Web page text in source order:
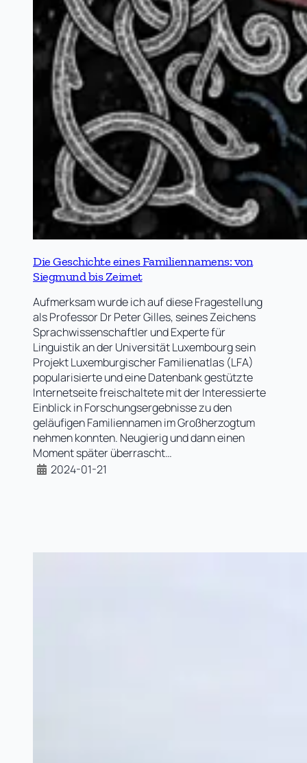
Die Geschichte eines Familiennamens: von
Siegmund bis Zeimet
Aufmerksam wurde ich auf diese Fragestellung
als Professor Dr Peter Gilles, seines Zeichens
Sprachwissenschaftler und Experte für
Linguistik an der Universität Luxembourg sein
Projekt Luxemburgischer Familienatlas (LFA)
popularisierte und eine Datenbank gestützte
Internetseite freischaltete mit der Interessierte
Einblick in Forschungsergebnisse zu den
geläufigen Familiennamen im Großherzogtum
nehmen konnten. Neugierig und dann einen
Moment später überrascht…
2024-01-21